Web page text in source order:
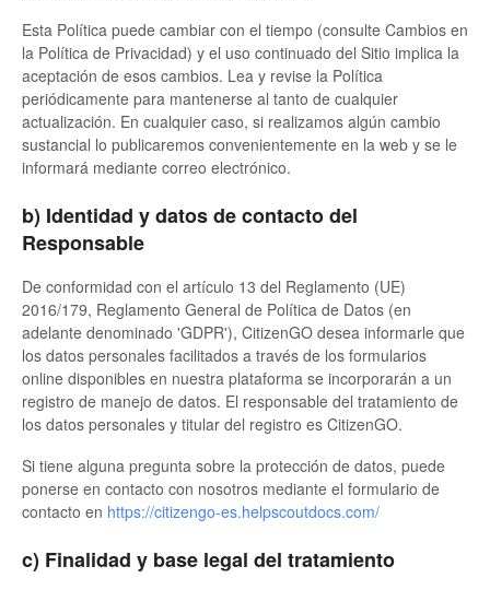
Esta Política puede cambiar con el tiempo (consulte Cambios en
la Política de Privacidad) y el uso continuado del Sitio implica la
aceptación de esos cambios. Lea y revise la Política
periódicamente para mantenerse al tanto de cualquier
actualización. En cualquier caso, si realizamos algún cambio
sustancial lo publicaremos convenientemente en la web y se le
informará mediante correo electrónico.
b) Identidad y datos de contacto del
Responsable
De conformidad con el artículo 13 del Reglamento (UE)
2016/179, Reglamento General de Política de Datos (en
adelante denominado 'GDPR'), CitizenGO desea informarle que
los datos personales facilitados a través de los formularios
online disponibles en nuestra plataforma se incorporarán a un
registro de manejo de datos. El responsable del tratamiento de
los datos personales y titular del registro es CitizenGO.
Si tiene alguna pregunta sobre la protección de datos, puede
ponerse en contacto con nosotros mediante el formulario de
contacto en https://citizengo-es.helpscoutdocs.com/
c) Finalidad y base legal del tratamiento